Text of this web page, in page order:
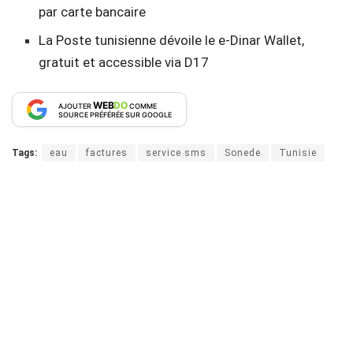
par carte bancaire
La Poste tunisienne dévoile le e-Dinar Wallet,
gratuit et accessible via D17
AJOUTERWEBDOCOMME
SOURCE PRÉFÉRÉE SUR GOOGLE
Tags: eau factures service sms Sonede Tunisie